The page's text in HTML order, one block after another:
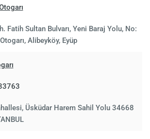
Fatih Sultan Bulvarı, Yeni Baraj Yolu, No:
Alibeyköy, Eyüp
Üsküdar Harem Sahil Yolu 34668